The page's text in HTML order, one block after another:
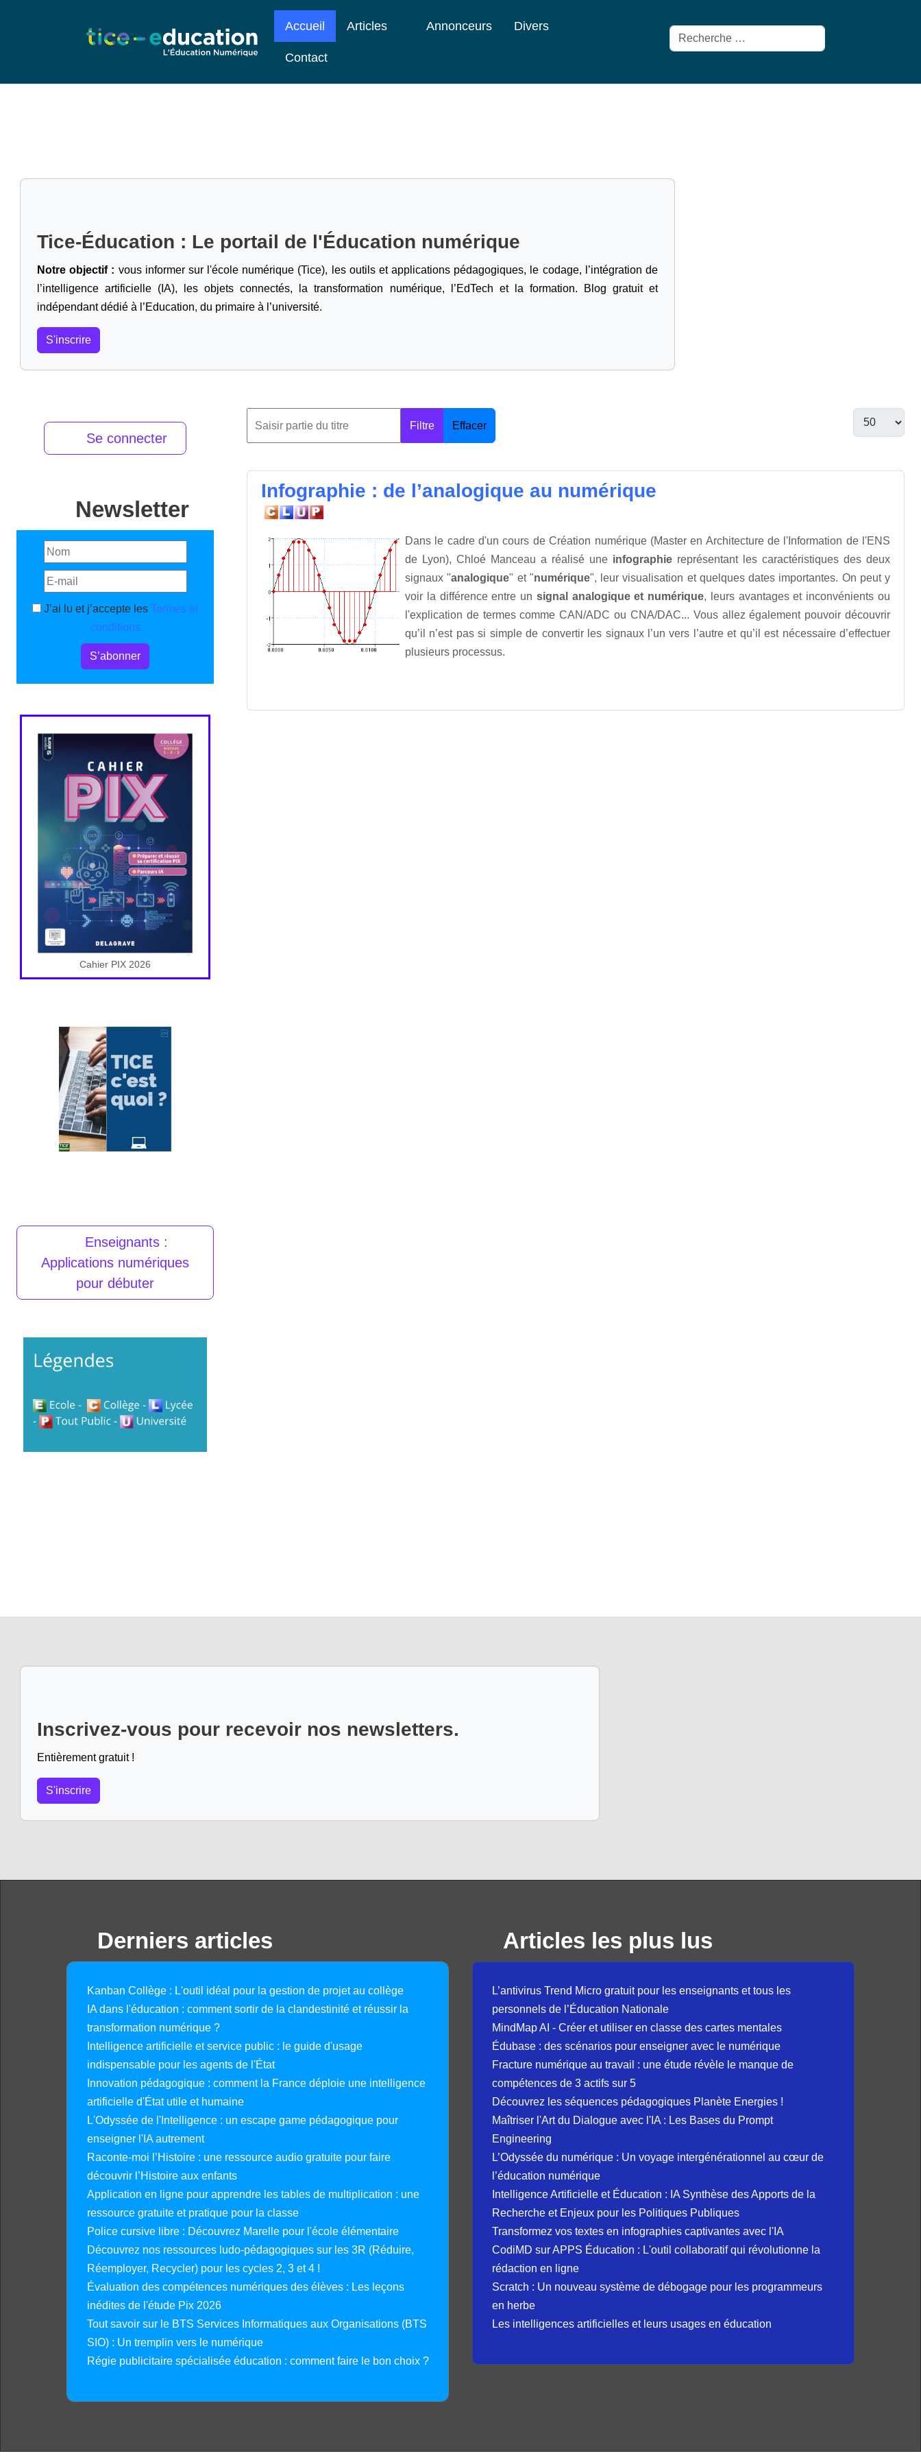
Accueil Articles Annonceurs Divers
Contact
Rechercher
Tice-Éducation : Le portail de l'Éducation numérique
Notre objectif : vous informer sur l'école numérique (Tice), les outils et applications pédagogiques, le codage,
l’intégration de
l’intelligence artificielle (IA), les objets connectés, la transformation numérique, l’EdTech et la formation. Blog gratuit et
indépendant dédié à l’Education, du primaire à l’université.
S'inscrire
Se connecter
Newsletter
J’ai lu et j’accepte les Termes et
conditions
S’abonner
Cahier PIX 2026
Enseignants :
Applications numériques
pour débuter
Filtre Effacer
Infographie : de l’analogique au numérique
Dans le cadre d'un cours de Création numérique (Master en Architecture de l'Information de l'ENS
de Lyon), Chloé Manceau a réalisé une infographie représentant les caractéristiques des deux
signaux "analogique" et "numérique", leur visualisation et quelques dates importantes. On peut y
voir la différence entre un signal analogique et numérique, leurs avantages et inconvénients ou
l'explication de termes comme CAN/ADC ou CNA/DAC... Vous allez également pouvoir découvrir
qu’il n’est pas si simple de convertir les signaux l’un vers l’autre et qu’il est nécessaire d’effectuer
plusieurs processus.
Inscrivez-vous pour recevoir nos newsletters.
Entièrement gratuit !
S'inscrire
Derniers articles
Kanban Collège : L'outil idéal pour la gestion de projet au collège
IA dans l'éducation : comment sortir de la clandestinité et réussir la
transformation numérique ?
Intelligence artificielle et service public : le guide d'usage
indispensable pour les agents de l'État
Innovation pédagogique : comment la France déploie une intelligence
artificielle d'État utile et humaine
L'Odyssée de l'Intelligence : un escape game pédagogique pour
enseigner l'IA autrement
Raconte-moi l’Histoire : une ressource audio gratuite pour faire
découvrir l’Histoire aux enfants
Application en ligne pour apprendre les tables de multiplication : une
ressource gratuite et pratique pour la classe
Police cursive libre : Découvrez Marelle pour l'école élémentaire
Découvrez nos ressources ludo-pédagogiques sur les 3R (Réduire,
Réemployer, Recycler) pour les cycles 2, 3 et 4 !
Évaluation des compétences numériques des élèves : Les leçons
inédites de l'étude Pix 2026
Tout savoir sur le BTS Services Informatiques aux Organisations (BTS
SIO) : Un tremplin vers le numérique
Régie publicitaire spécialisée éducation : comment faire le bon choix ?
Articles les plus lus
L’antivirus Trend Micro gratuit pour les enseignants et tous les
personnels de l’Éducation Nationale
MindMap AI - Créer et utiliser en classe des cartes mentales
Édubase : des scénarios pour enseigner avec le numérique
Fracture numérique au travail : une étude révèle le manque de
compétences de 3 actifs sur 5
Découvrez les séquences pédagogiques Planète Energies !
Maîtriser l'Art du Dialogue avec l'IA : Les Bases du Prompt
Engineering
L’Odyssée du numérique : Un voyage intergénérationnel au cœur de
l’éducation numérique
Intelligence Artificielle et Éducation : IA Synthèse des Apports de la
Recherche et Enjeux pour les Politiques Publiques
Transformez vos textes en infographies captivantes avec l'IA
CodiMD sur APPS Éducation : L'outil collaboratif qui révolutionne la
rédaction en ligne
Scratch : Un nouveau système de débogage pour les programmeurs
en herbe
Les intelligences artificielles et leurs usages en éducation